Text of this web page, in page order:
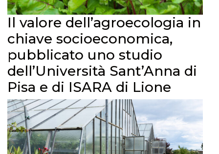
Il valore dell’agroecologia in
chiave socioeconomica,
pubblicato uno studio
dell’Università Sant’Anna di
Pisa e di ISARA di Lione